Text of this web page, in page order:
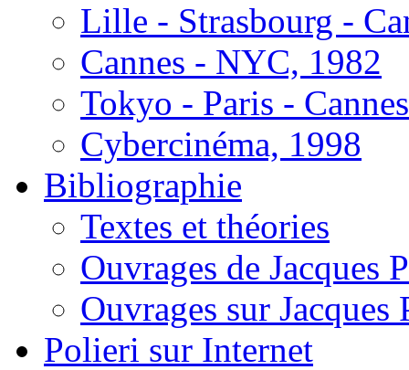
Lille - Strasbourg -
Cannes - NYC, 1982
Tokyo - Paris -
Cybercinéma, 1998
Bibliographie
Textes et théories
Ouvrages de Jacques
Ouvrages sur Jacques
Polieri sur Internet